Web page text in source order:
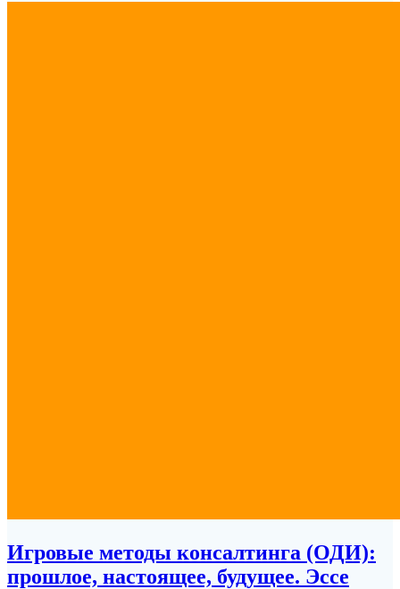
Игровые методы консалтинга (ОДИ):
прошлое, настоящее, будущее. Эссе